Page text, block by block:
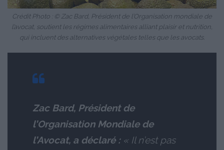
Crédit Photo : © Zac Bard, Président de l’Organisation mondiale de
l’avocat, soutient les régimes alimentaires alliant plaisir et nutrition,
qui incluent des alternatives végétales telles que les avocats.
Zac Bard, Président de
l’Organisation Mondiale de
l’Avocat, a déclaré :« Il n’est pas